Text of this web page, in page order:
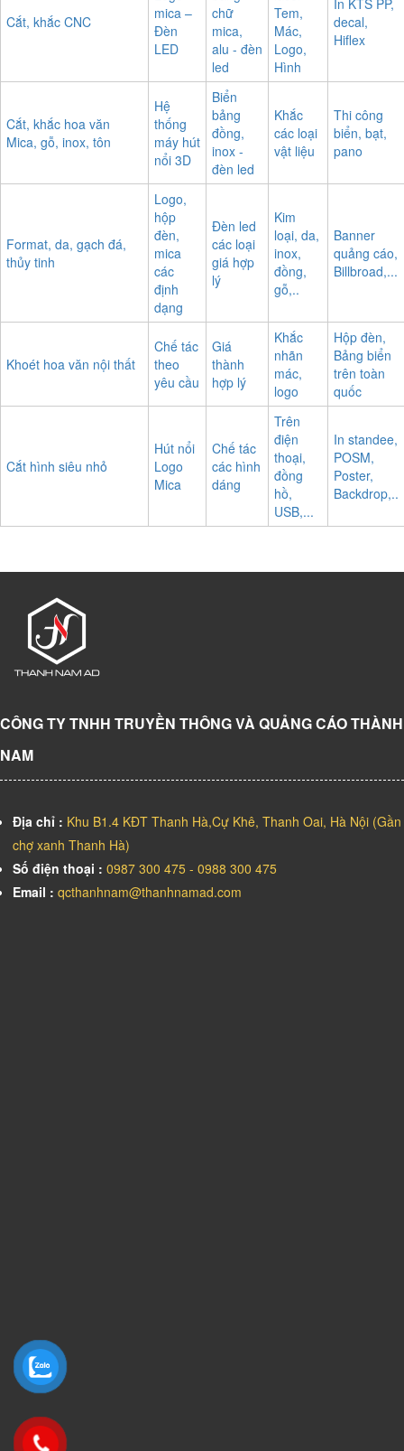
Cắt, khắc CNC
mica –
Đèn
LED
chữ
mica,
alu - đèn
led
Tem,
Mác,
Logo,
Hình
In KTS PP,
decal,
Hiflex
Cắt, khắc hoa văn
Mica, gỗ, inox, tôn
Hệ
thống
máy hút
nổi 3D
Biển
bảng
đồng,
inox -
đèn led
Khắc
các loại
vật liệu
Thi công
biển, bạt,
pano
Format, da, gạch đá,
thủy tinh
Logo,
hộp
đèn,
mica
các
định
dạng
Đèn led
các loại
giá hợp
lý
Kim
loại, da,
inox,
đồng,
gỗ,..
Banner
quảng cáo,
Billbroad,...
Khoét hoa văn nội thất
Chế tác
theo
yêu cầu
Giá
thành
hợp lý
Khắc
nhãn
mác,
logo
Hộp đèn,
Bảng biển
trên toàn
quốc
Cắt hình siêu nhỏ
Hút nổi
Logo
Mica
Chế tác
các hình
dáng
Trên
điện
thoại,
đồng
hồ,
USB,...
In standee,
POSM,
Poster,
Backdrop,..
CÔNG TY TNHH TRUYỀN THÔNG VÀ QUẢNG CÁO THÀNH
NAM
Địa chỉ : Khu B1.4 KĐT Thanh Hà,Cự Khê, Thanh Oai, Hà Nội (Gần
chợ xanh Thanh Hà)
Số điện thoại : 0987 300 475 - 0988 300 475
Email : qcthanhnam@thanhnamad.com